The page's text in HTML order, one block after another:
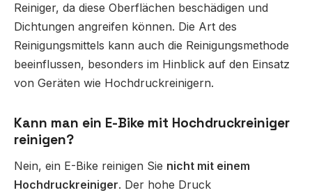
Reiniger, da diese Oberflächen beschädigen und
Dichtungen angreifen können. Die Art des
Reinigungsmittels kann auch die Reinigungsmethode
beeinflussen, besonders im Hinblick auf den Einsatz
von Geräten wie Hochdruckreinigern.
Kann man ein E-Bike mit Hochdruckreiniger
reinigen?
Nein, ein E-Bike reinigen Sie nicht mit einem
Hochdruckreiniger. Der hohe Druck